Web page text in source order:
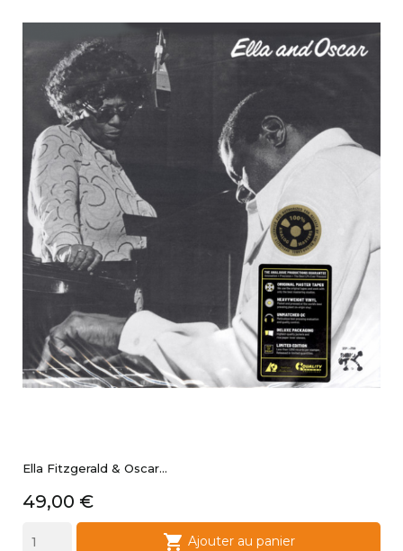
Ella Fitzgerald & Oscar...
Prix
49,00 €
 Ajouter au panier